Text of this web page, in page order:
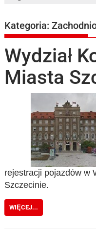
Kategoria:
Wydział
Miasta
rejestracji pojazdów w
Szczecinie.
WIĘCEJ...